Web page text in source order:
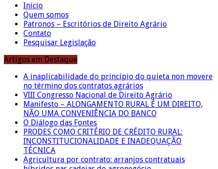
Início
Quem somos
Patronos – Escritórios de Direito Agrário
Contato
Pesquisar Legislação
Artigos em Destaque
A inaplicabilidade do princípio do quieta non movere
no término dos contratos agrários
VIII Congresso Nacional de Direito Agrário
Manifesto – ALONGAMENTO RURAL É UM DIREITO,
NÃO UMA CONVENIÊNCIA DO BANCO
O Diálogo das Fontes
PRODES COMO CRITÉRIO DE CRÉDITO RURAL:
INCONSTITUCIONALIDADE E INADEQUAÇÃO
TÉCNICA
Agricultura por contrato: arranjos contratuais